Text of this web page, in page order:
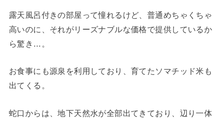
露天風呂付きの部屋って憧れるけど、普通めちゃくちゃ
高いのに、それがリーズナブルな価格で提供しているか
ら驚き…。
お食事にも源泉を利用しており、育てたソマチッド米も
出てくる。
蛇口からは、地下天然水が全部出てきており、辺り一体